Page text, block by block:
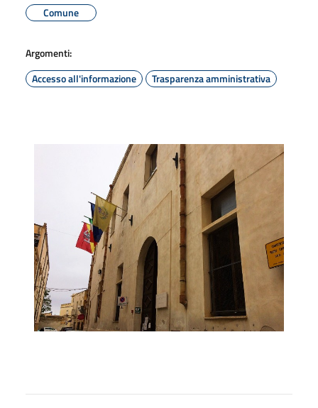
Comune
Argomenti:
Accesso all'informazione
Trasparenza amministrativa